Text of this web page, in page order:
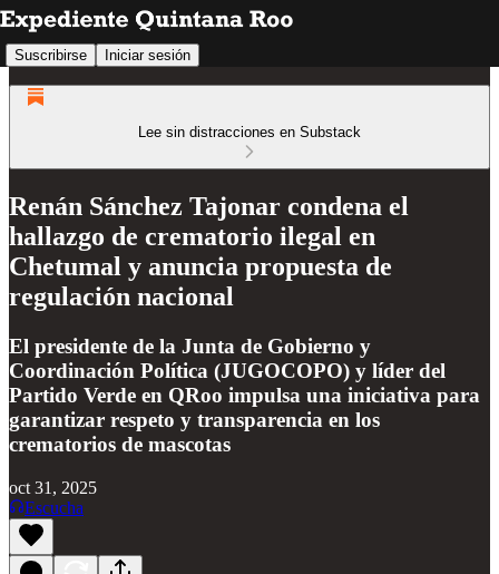
Suscribirse Iniciar sesión
Lee sin distracciones en Substack
Renán Sánchez Tajonar condena el
hallazgo de crematorio ilegal en
Chetumal y anuncia propuesta de
regulación nacional
El presidente de la Junta de Gobierno y
Coordinación Política (JUGOCOPO) y líder del
Partido Verde en QRoo impulsa una iniciativa para
garantizar respeto y transparencia en los
crematorios de mascotas
oct 31, 2025
Escucha